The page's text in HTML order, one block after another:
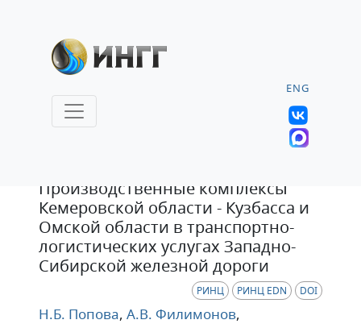
ENG
Производственные комплексы
Кемеровской области - Кузбасса и
Омской области в транспортно-
логистических услугах Западно-
Сибирской железной дороги
РИНЦ РИНЦ EDN DOI
Н.Б. Попова, А.В. Филимонов,